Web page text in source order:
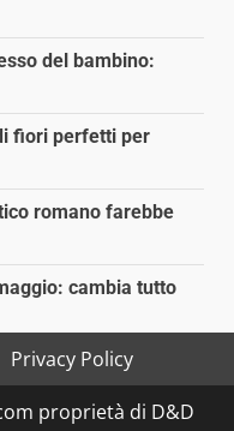
del bambino:
fiori perfetti per
romano farebbe
cambia tutto
Privacy Policy
proprietà di D&D